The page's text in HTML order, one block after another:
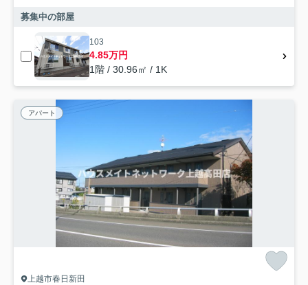
募集中の部屋
103
4.85万円
1階 / 30.96㎡ / 1K
アパート
上越市春日新田